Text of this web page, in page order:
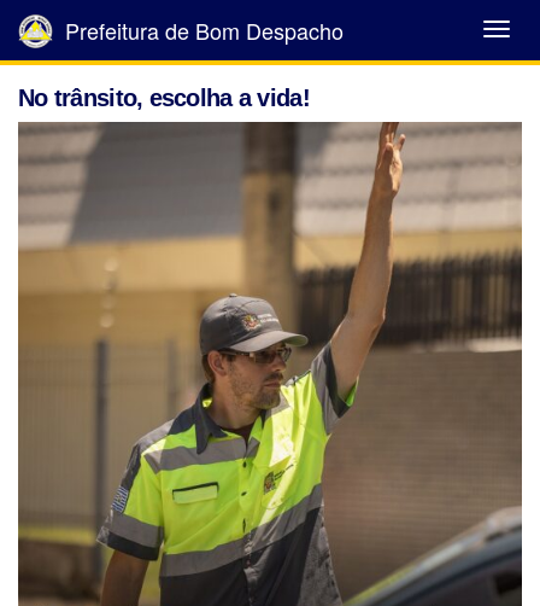
Abrir
Menu
Prefeitura de Bom Despacho
No trânsito, escolha a vida!